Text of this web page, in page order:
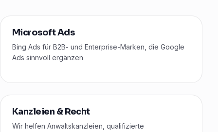
Microsoft Ads
Bing Ads für B2B- und Enterprise-Marken, die Google
Ads sinnvoll ergänzen
Kanzleien & Recht
Wir helfen Anwaltskanzleien, qualifizierte